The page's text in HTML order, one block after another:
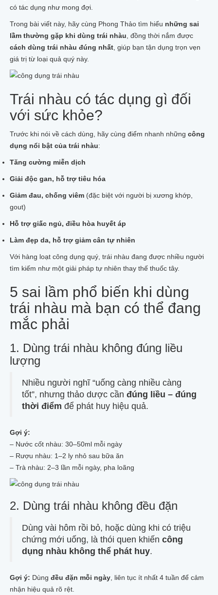
có tác dụng như mong đợi.
Trong bài viết này, hãy cùng Phong Thảo tìm hiểu những sai
lầm thường gặp khi dùng trái nhàu , đồng thời nắm được
cách dùng trái nhàu đúng nhất , giúp bạn tận dụng trọn vẹn
giá trị từ loại quả quý này.
Trái nhàu có tác dụng gì đối
với sức khỏe?
Trước khi nói về cách dùng, hãy cùng điểm nhanh những công
dụng nổi bật của trái nhàu:
Tăng cường miễn dịch
Giải độc gan, hỗ trợ tiêu hóa
Giảm đau, chống viêm (đặc biệt với người bị xương khớp,
gout)
Hỗ trợ giấc ngủ, điều hòa huyết áp
Làm đẹp da, hỗ trợ giảm cân tự nhiên
Với hàng loạt công dụng quý, trái nhàu đang được nhiều người
tìm kiếm như một giải pháp tự nhiên thay thế thuốc tây.
5 sai lầm phổ biến khi dùng
trái nhàu mà bạn có thể đang
mắc phải
1. Dùng trái nhàu không đúng liều
lượng
Nhiều người nghĩ “uống càng nhiều càng
tốt”, nhưng thảo dược cần đúng liều – đúng
thời điểm để phát huy hiệu quả.
Gợi ý:
– Nước cốt nhàu: 30–50ml mỗi ngày
– Rượu nhàu: 1–2 ly nhỏ sau bữa ăn
– Trà nhàu: 2–3 lần mỗi ngày, pha loãng
2. Dùng trái nhàu không đều đặn
Dùng vài hôm rồi bỏ, hoặc dùng khi có triệu
chứng mới uống, là thói quen khiến công
dụng nhàu không thể phát huy.
Gợi ý: Dùng đều đặn mỗi ngày , liên tục ít nhất 4 tuần để cảm
nhận hiệu quả rõ rệt.